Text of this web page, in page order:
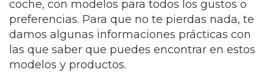
coche, con modelos para todos los gustos o
preferencias. Para que no te pierdas nada, te
damos algunas informaciones prácticas con
las que saber que puedes encontrar en estos
modelos y productos.